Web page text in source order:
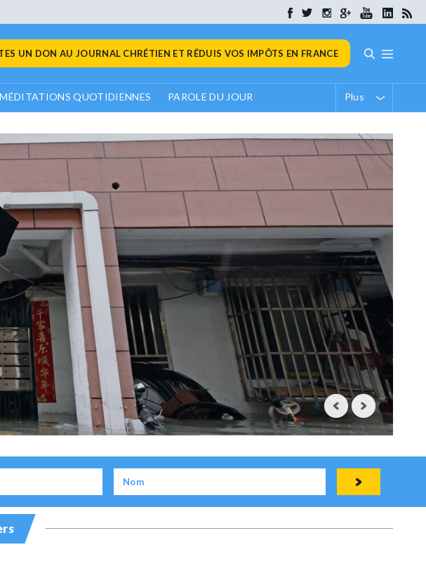
UN DON AU JOURNAL CHRÉTIEN ET RÉDUIS VOS IMPÔTS EN FRANCE
MÉDITATIONS QUOTIDIENNES PAROLE DU JOUR Plus